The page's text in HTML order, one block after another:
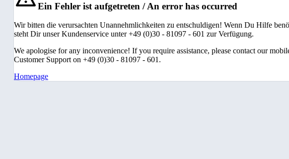
Ein Fehler ist aufgetreten / An error has occurred
Wir bitten die verursachten Unannehmlichkeiten zu entschuldigen! Wenn Du Hilfe
steht Dir unser Kundenservice unter +49 (0)30 - 81097 - 601 zur Verfügung.
We apologise for any inconvenience! If you require assistance, please contact our
Customer Support on +49 (0)30 - 81097 - 601.
Homepage